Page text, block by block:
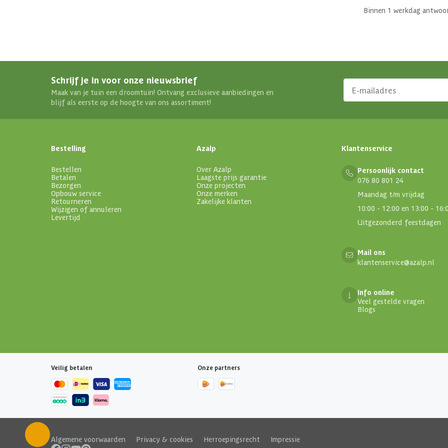
Binnen 1 werkdag
Schrijf je in voor onze nieuwsbrief
Maak van je tuin een droomtuin! Ontvang exclusieve aanbiedingen en
blijf als eerste op de hoogte van ons assortiment!
Bestelling
Bestellen
Betalen
Bezorgen
Opbouw service
Retourneren
Wijzigen of annuleren
Levertijd
Azalp
Over Azalp
Laagste prijs garantie
Onze projecten
Onze merken
Zakelijke klanten
Klantenservice
Persoonlijk contact
076 80 801 24
Maandag t/m vrijdag
10:00 - 12:00 en 13:00 -
Uitgezonderd feestdagen
Mail ons
klantenservice@azalp.nl
Info online
Veel gestelde vragen
Blogs
Veilig betalen Onze partners
Algemene voorwaarden Privacy & cookies Herroepingsrecht Impressie